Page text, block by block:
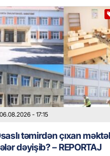
06.08.2026 - 17:15
təmirdən çıxan
dəyişib? – REPORTAJ